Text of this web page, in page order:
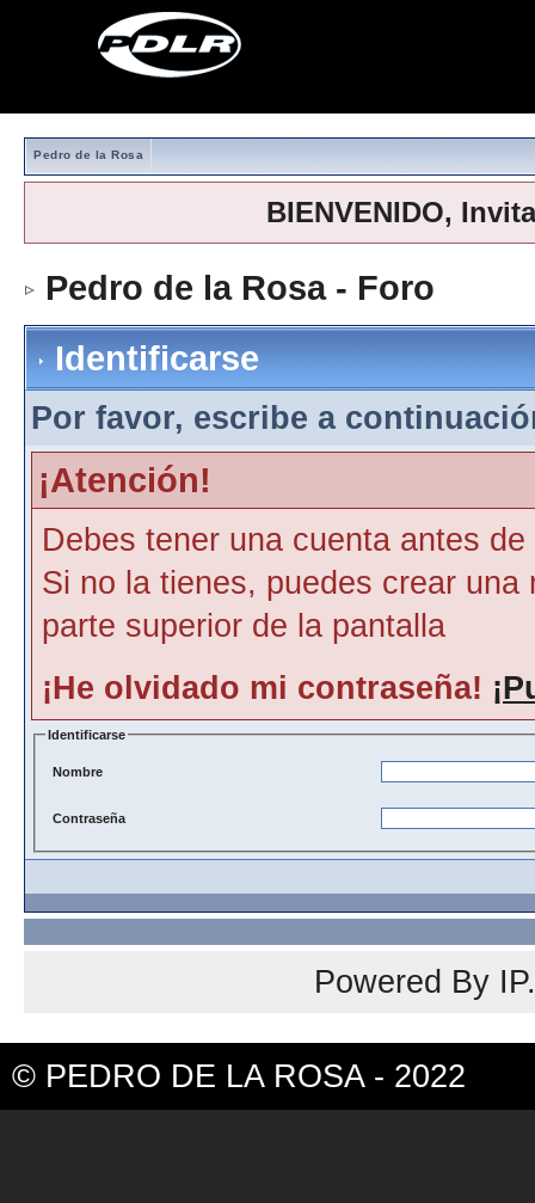
Pedro de la Rosa
BIENVENIDO,
Pedro de la Rosa - Foro
Identificarse
Por favor, escribe a
¡Atención!
Debes tener una cuenta antes
Si no la tienes, puedes crear
parte superior de la pantalla
¡He olvidado mi contraseña!
Identificarse
Nombre
Contraseña
Powered By
© PEDRO DE LA ROSA - 2022